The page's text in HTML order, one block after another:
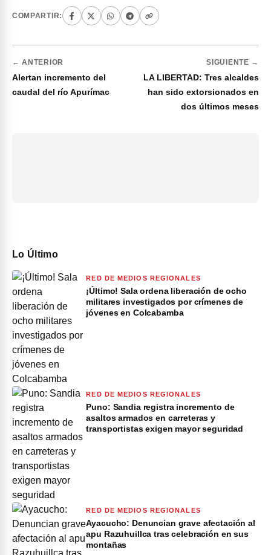
COMPARTIR:
← ANTERIOR
Alertan incremento del
caudal del río Apurímac
SIGUIENTE →
LA LIBERTAD: Tres alcaldes
han sido extorsionados en
dos últimos meses
Lo Último
RED DE MEDIOS REGIONALES
¡Último! Sala ordena liberación de ocho
militares investigados por crímenes de
jóvenes en Colcabamba
RED DE MEDIOS REGIONALES
Puno: Sandia registra incremento de
asaltos armados en carreteras y
transportistas exigen mayor seguridad
RED DE MEDIOS REGIONALES
Ayacucho: Denuncian grave afectación al
apu Razuhuillca tras celebración en sus
montañas